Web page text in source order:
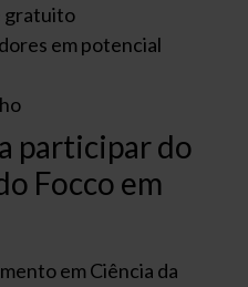
gratuito
em potencial
participar do
Focco em
em Ciência da